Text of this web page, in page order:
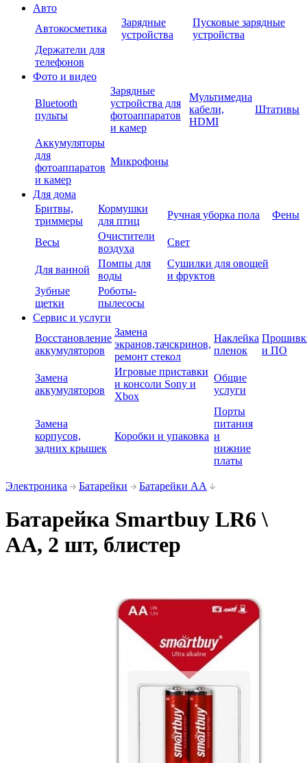
Авто
Автокосметика
Зарядные
устройства
Пусковые зарядные
устройства
Держатели для
телефонов
Фото и видео
Bluetooth
пульты
Зарядные
устройства для
фотоаппаратов
и камер
Мультимедиа
кабели,
HDMI
Штативы
Аккумуляторы
для
фотоаппаратов
и камер
Микрофоны
Для дома
Бритвы,
триммеры
Кормушки
для птиц
Ручная уборка пола Фены
Весы
Очистители
воздуха
Свет
Для ванной
Помпы для
воды
Сушилки для овощей
и фруктов
Зубные
щетки
Роботы-
пылесосы
Сервис и услуги
Восстановление
аккумуляторов
Замена
экранов,тачскринов,
ремонт стекол
Наклейка
пленок
и ПО
Замена
аккумуляторов
Игровые приставки
и консоли Sony и
Xbox
Общие
услуги
Замена
корпусов,
задних крышек
Коробки и упаковка
Порты
питания
и
нижние
платы
Электроника Батарейки Батарейки АА
Батарейка Smartbuy LR6 \
AA, 2 шт, блистер